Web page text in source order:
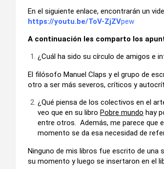
En el siguiente enlace, encontrarán un
https://youtu.be/ToV-ZjZVpew
A continuación les comparto los
¿Cuál ha sido su círculo de amigos e
El filósofo Manuel Claps y el grupo de
otro a ser más severos, críticos y
¿Qué piensa de los colectivos en el
veo que en su libro Pobre mundo hay
entre otros. Además, me parece que
momento se da esa necesidad de
Ninguno de mis libros fue escrito de una
su momento y luego se insertaron en el